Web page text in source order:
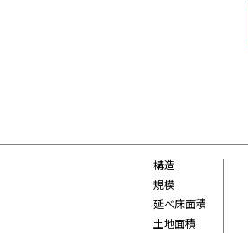
構造
規模
延べ床面積
土地面積